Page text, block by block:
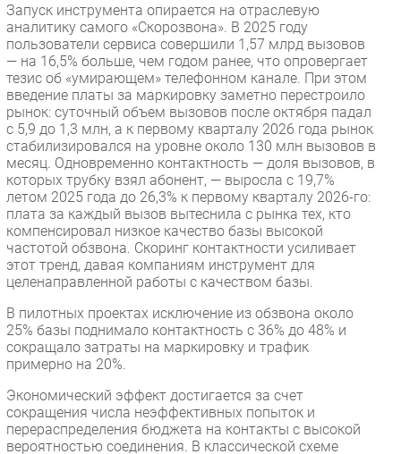
Запуск инструмента опирается на отраслевую
аналитику самого «Скорозвона». В 2025 году
пользователи сервиса совершили 1,57 млрд вызовов
— на 16,5% больше, чем годом ранее, что опровергает
тезис об «умирающем» телефонном канале. При этом
введение платы за маркировку заметно перестроило
рынок: суточный объем вызовов после октября падал
с 5,9 до 1,3 млн, а к первому кварталу 2026 года рынок
стабилизировался на уровне около 130 млн вызовов в
месяц. Одновременно контактность — доля вызовов, в
которых трубку взял абонент, — выросла с 19,7%
летом 2025 года до 26,3% к первому кварталу 2026-го:
плата за каждый вызов вытеснила с рынка тех, кто
компенсировал низкое качество базы высокой
частотой обзвона. Скоринг контактности усиливает
этот тренд, давая компаниям инструмент для
целенаправленной работы с качеством базы.
В пилотных проектах исключение из обзвона около
25% базы поднимало контактность с 36% до 48% и
сокращало затраты на маркировку и трафик
примерно на 20%.
Экономический эффект достигается за счет
сокращения числа неэффективных попыток и
перераспределения бюджета на контакты с высокой
вероятностью соединения. В классической схеме